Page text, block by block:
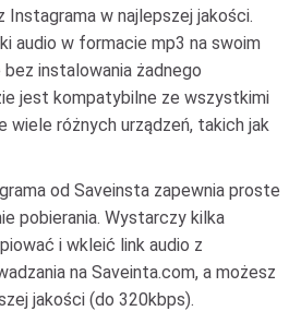
Instagrama w najlepszej jakości.
audio w formacie mp3 na swoim
instalowania żadnego
jest kompatybilne ze wszystkimi
wiele różnych urządzeń, takich jak
od Saveinsta zapewnia proste
pobierania. Wystarczy kilka
i wkleić link audio z
na Saveinta.com, a możesz
jakości (do 320kbps).